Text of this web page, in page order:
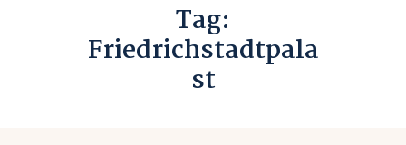
Tag:
Friedrichstadtpala
st
Bundesländer
Urlaubsarten